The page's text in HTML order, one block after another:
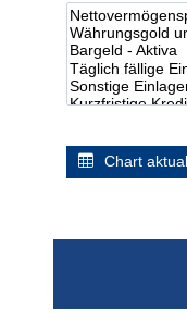
Chart